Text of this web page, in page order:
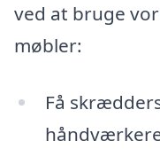
ved at bruge
møbler:
Få